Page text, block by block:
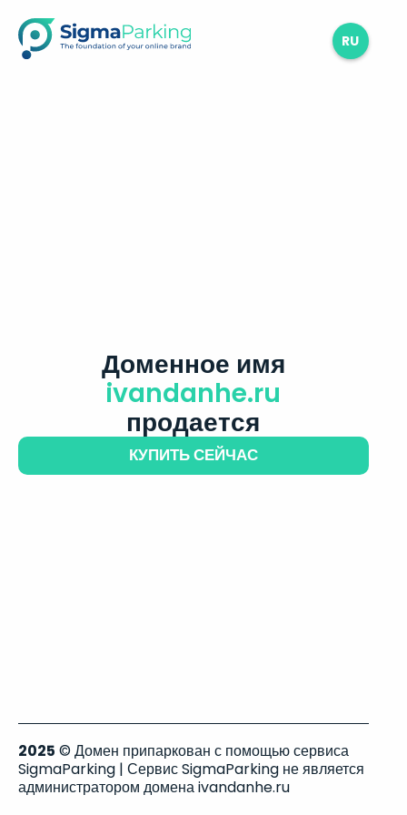
RU
Доменное имя
ivandanhe.ru
продается
КУПИТЬ СЕЙЧАС
2025 © Домен припаркован с помощью сервиса
SigmaParking | Сервис SigmaParking не является
администратором домена ivandanhe.ru